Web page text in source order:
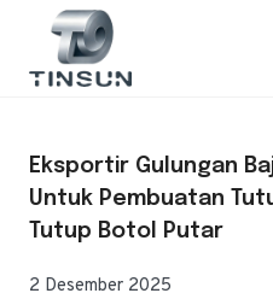
konten
Eksportir Gulungan
Untuk Pembuatan
Tutup Botol Putar
2 Desember 2025